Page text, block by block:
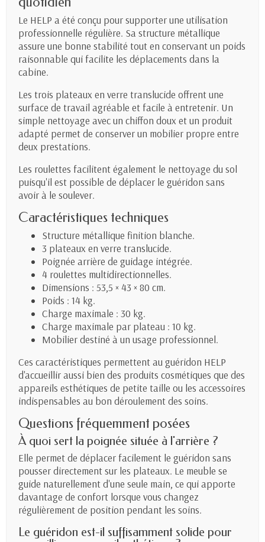
Le HELP a été conçu pour supporter une utilisation
professionnelle régulière. Sa structure métallique
assure une bonne stabilité tout en conservant un poids
raisonnable qui facilite les déplacements dans la
cabine.
Les trois plateaux en verre translucide offrent une
surface de travail agréable et facile à entretenir. Un
simple nettoyage avec un chiffon doux et un produit
adapté permet de conserver un mobilier propre entre
deux prestations.
Les roulettes facilitent également le nettoyage du sol
puisqu'il est possible de déplacer le guéridon sans
avoir à le soulever.
Caractéristiques techniques
Structure métallique finition blanche.
3 plateaux en verre translucide.
Poignée arrière de guidage intégrée.
4 roulettes multidirectionnelles.
Dimensions : 53,5 × 43 × 80 cm.
Poids : 14 kg.
Charge maximale : 30 kg.
Charge maximale par plateau : 10 kg.
Mobilier destiné à un usage professionnel.
Ces caractéristiques permettent au guéridon HELP
d'accueillir aussi bien des produits cosmétiques que des
appareils esthétiques de petite taille ou les accessoires
indispensables au bon déroulement des soins.
Questions fréquemment posées
À quoi sert la poignée située à l'arrière ?
Elle permet de déplacer facilement le guéridon sans
pousser directement sur les plateaux. Le meuble se
guide naturellement d'une seule main, ce qui apporte
davantage de confort lorsque vous changez
régulièrement de position pendant les soins.
Le guéridon est-il suffisamment solide pour